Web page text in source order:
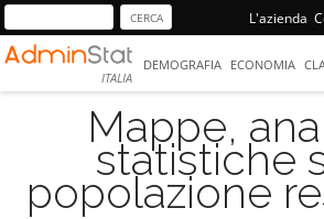
L'azienda
ITALIA
DEMOGRAFIA ECONOMIA
Mappe,
statistiche
popolazione